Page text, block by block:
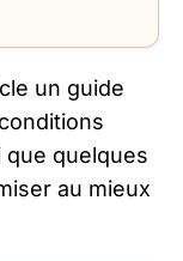
un guide
que quelques
au mieux